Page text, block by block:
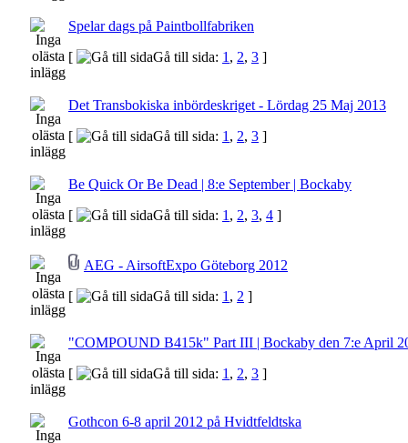
Spelar dags på Paintbollfabriken
[
Gå till sida: 1 , 2, 3 ]
Det Transbokiska inbördeskriget - Lördag 25 Maj 2013
[
Gå till sida: 1 , 2, 3 ]
Be Quick Or Be Dead | 8:e September | Bockaby
[
Gå till sida: 1 , 2, 3, 4 ]
AEG - AirsoftExpo Göteborg 2012
[
Gå till sida: 1 , 2 ]
"COMPOUND B415k" Part III | Bockaby den 7:e April
[
Gå till sida: 1 , 2, 3 ]
Gothcon 6-8 april 2012 på Hvidtfeldtska